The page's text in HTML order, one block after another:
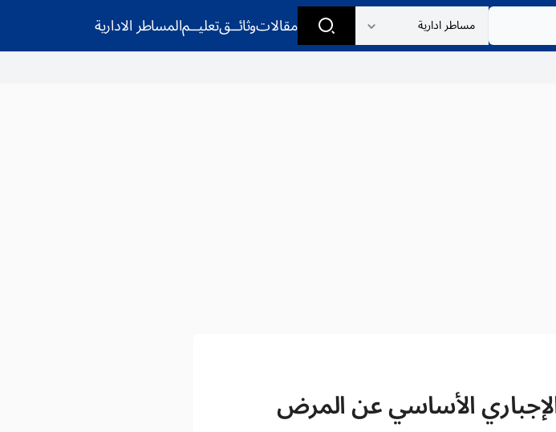
مقالاتوثائــقتعليــمالمساطر الادارية
الأساسي عن المرض